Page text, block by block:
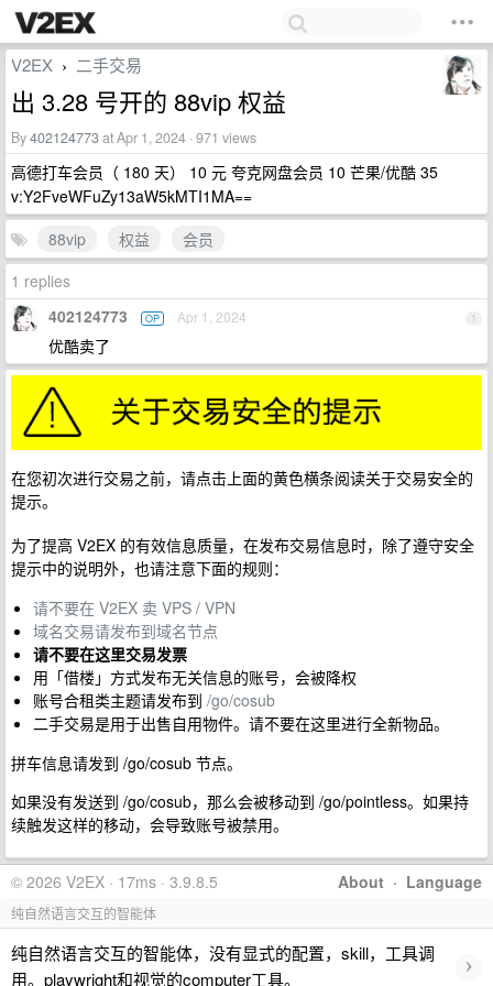
V2EX › 二手交易
出 3.28 号开的 88vip 权益
By402124773at Apr 1, 2024 · 971 views
高德打车会员（ 180 天） 10 元 夸克网盘会员 10 芒果/优酷 35
v:Y2FveWFuZy13aW5kMTI1MA==
88vip
权益
会员
1 replies
1
402124773 OP Apr 1, 2024
优酷卖了
在您初次进行交易之前，请点击上面的黄色横条阅读关于交易安全的
提示。
为了提高 V2EX 的有效信息质量，在发布交易信息时，除了遵守安全
提示中的说明外，也请注意下面的规则：
请不要在 V2EX 卖 VPS / VPN
域名交易请发布到域名节点
请不要在这里交易发票
用「借楼」方式发布无关信息的账号，会被降权
账号合租类主题请发布到 /go/cosub
二手交易是用于出售自用物件。请不要在这里进行全新物品。
拼车信息请发到 /go/cosub 节点。
如果没有发送到 /go/cosub，那么会被移动到 /go/pointless。如果持
续触发这样的移动，会导致账号被禁用。
About · Language
© 2026 V2EX · 17ms · 3.9.8.5
纯自然语言交互的智能体
纯自然语言交互的智能体，没有显式的配置，skill，工具调
用。playwright和视觉的computer工具。
›